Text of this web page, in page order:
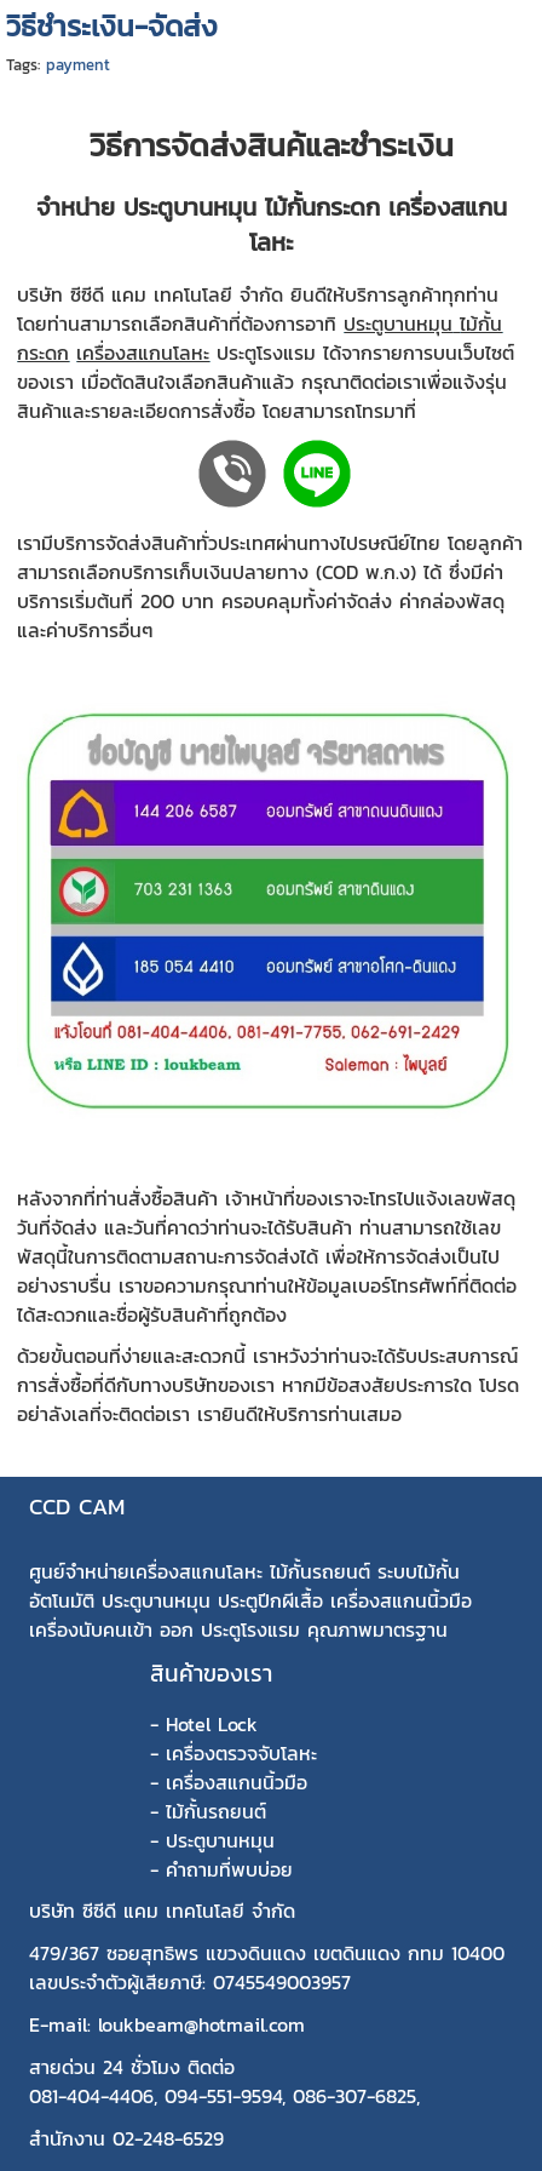
วิธีชำระเงิน-จัดส่ง
Tags: payment
วิธีการจัดส่งสินค้และชำระเงิน
จำหน่าย ประตูบานหมุนไม้กั้นกระดก เครื่องสแกน
โลหะ
บริษัท ซีซีดี แคม เทคโนโลยี จำกัด ยินดีให้บริการลูกค้าทุกท่าน
โดยท่านสามารถเลือกสินค้าที่ต้องการอาทิ ประตูบานหมุน ไม้กั้น
กระดก เครื่องสแกนโลหะ ประตูโรงแรม ได้จากรายการบนเว็บไซต์
ของเรา เมื่อตัดสินใจเลือกสินค้าแล้ว กรุณาติดต่อเราเพื่อแจ้งรุ่น
สินค้าและรายละเอียดการสั่งซื้อ โดยสามารถโทรมาที่
เรามีบริการจัดส่งสินค้าทั่วประเทศผ่านทางไปรษณีย์ไทย โดยลูกค้า
สามารถเลือกบริการเก็บเงินปลายทาง (COD พ.ก.ง) ได้ ซึ่งมีค่า
บริการเริ่มต้นที่ 200 บาท ครอบคลุมทั้งค่าจัดส่ง ค่ากล่องพัสดุ
และค่าบริการอื่นๆ
หลังจากที่ท่านสั่งซื้อสินค้า เจ้าหน้าที่ของเราจะโทรไปแจ้งเลขพัสดุ
วันที่จัดส่ง และวันที่คาดว่าท่านจะได้รับสินค้า ท่านสามารถใช้เลข
พัสดุนี้ในการติดตามสถานะการจัดส่งได้ เพื่อให้การจัดส่งเป็นไป
อย่างราบรื่น เราขอความกรุณาท่านให้ข้อมูลเบอร์โทรศัพท์ที่ติดต่อ
ได้สะดวกและชื่อผู้รับสินค้าที่ถูกต้อง
ด้วยขั้นตอนที่ง่ายและสะดวกนี้ เราหวังว่าท่านจะได้รับประสบการณ์
การสั่งซื้อที่ดีกับทางบริษัทของเรา หากมีข้อสงสัยประการใด โปรด
อย่าลังเลที่จะติดต่อเรา เรายินดีให้บริการท่านเสมอ
CCD CAM
ศูนย์จำหน่ายเครื่องสแกนโลหะ ไม้กั้นรถยนต์ ระบบไม้กั้น
อัตโนมัติ ประตูบานหมุน ประตูปีกผีเสื้อ เครื่องสแกนนิ้วมือ
เครื่องนับคนเข้า ออก ประตูโรงแรม คุณภาพมาตรฐาน
สินค้าของเรา
- Hotel Lock
- เครื่องตรวจจับโลหะ
- เครื่องสแกนนิ้วมือ
- ไม้กั้นรถยนต์
- ประตูบานหมุน
- คำถามที่พบบ่อย
บริษัท ซีซีดี แคม เทคโนโลยี จำกัด
479/367 ซอยสุทธิพร แขวงดินแดง เขตดินแดง กทม 10400
เลขประจำตัวผู้เสียภาษี: 0745549003957
E-mail: loukbeam@hotmail.com
สายด่วน 24 ชั่วโมง ติดต่อ
081-404-4406, 094-551-9594, 086-307-6825,
สำนักงาน 02-248-6529